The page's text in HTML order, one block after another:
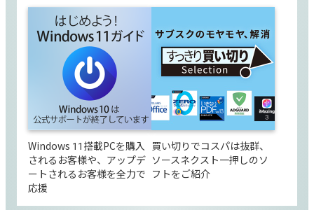
Windows 11搭載PCを購入
されるお客様や、アップデ
ートされるお客様を全力で
応援
買い切りでコスパは抜群、
ソースネクスト一押しのソ
フトをご紹介